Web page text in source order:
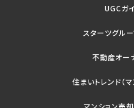
UGCガ
スターツグル
不動産オー
住まいトレンド（
マンション売